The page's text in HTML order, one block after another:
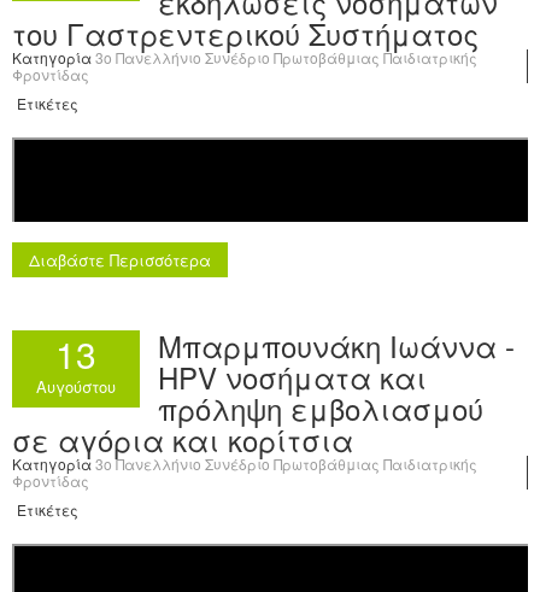
του Γαστρεντερικού Συστήματος
Κατηγορία3o Πανελλήνιο Συνέδριο Πρωτοβάθμιας Παιδιατρικής
Φροντίδας
Ετικέτες
Διαβάστε Περισσότερα
13
Αυγούστου
Μπαρμπουνάκη Ιωάννα -
HPV νοσήματα και
πρόληψη εμβολιασμού
σε αγόρια και κορίτσια
Κατηγορία3o Πανελλήνιο Συνέδριο Πρωτοβάθμιας Παιδιατρικής
Φροντίδας
Ετικέτες